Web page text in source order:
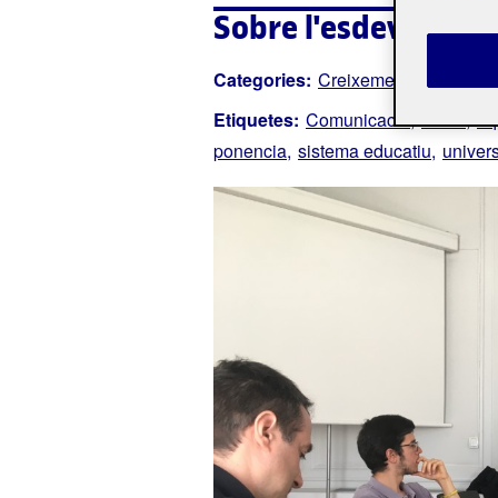
Sobre
Categories: Creixement personal
Etiquetes: Comunicació debat
ponencia sistema educatiu